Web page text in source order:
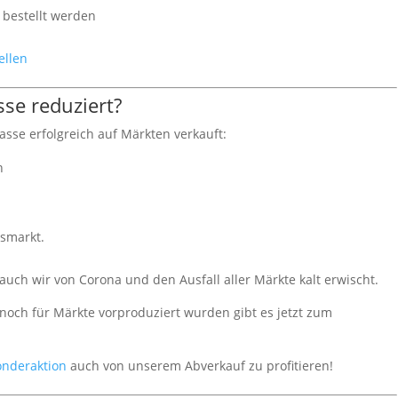
bestellt werden
reduziert?
erfolgreich auf Märkten verkauft:
wir von Corona und den Ausfall aller Märkte kalt erwischt.
für Märkte vorproduziert wurden gibt es jetzt zum
auch von unserem Abverkauf zu profitieren!